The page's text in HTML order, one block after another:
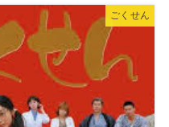
ごくせん